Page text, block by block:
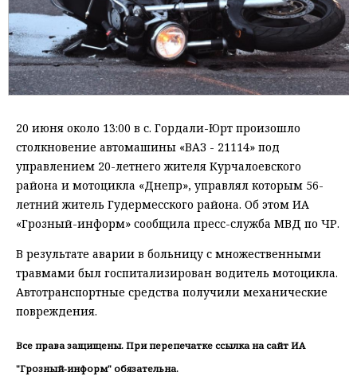
20 июня около 13:00 в с. Гордали-Юрт произошло
столкновение автомашины «ВАЗ - 21114» под
управлением 20-летнего жителя Курчалоевского
района и мотоцикла «Днепр», управлял которым 56-
летний житель Гудермесского района. Об этом ИА
«Грозный-информ» сообщила пресс-служба МВД по ЧР.
В результате аварии в больницу с множественными
травмами был госпитализирован водитель мотоцикла.
Автотранспортные средства получили механические
повреждения.
Все права защищены. При перепечатке ссылка на сайт ИА
"Грозный-информ" обязательна.